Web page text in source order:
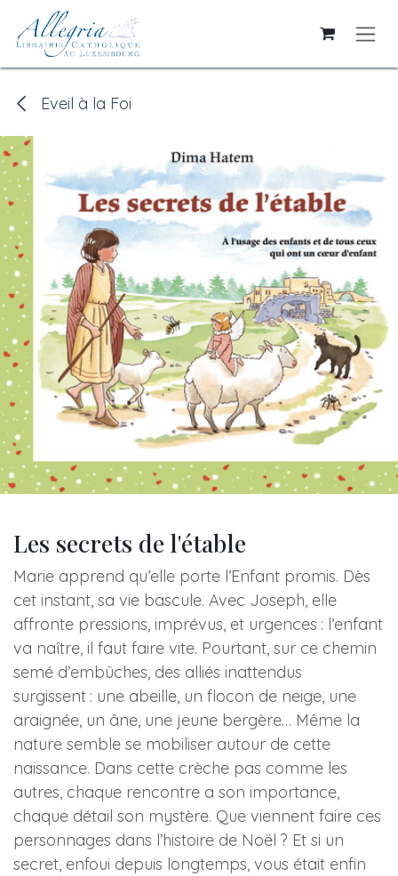
Skip to Content
Eveil à la Foi
Les secrets de l'étable
Marie apprend qu’elle porte l’Enfant promis. Dès
cet instant, sa vie bascule. Avec Joseph, elle
affronte pressions, imprévus, et urgences : l’enfant
va naître, il faut faire vite. Pourtant, sur ce chemin
semé d’embûches, des alliés inattendus
surgissent : une abeille, un flocon de neige, une
araignée, un âne, une jeune bergère… Même la
nature semble se mobiliser autour de cette
naissance. Dans cette crèche pas comme les
autres, chaque rencontre a son importance,
chaque détail son mystère. Que viennent faire ces
personnages dans l’histoire de Noël ? Et si un
secret, enfoui depuis longtemps, vous était enfin